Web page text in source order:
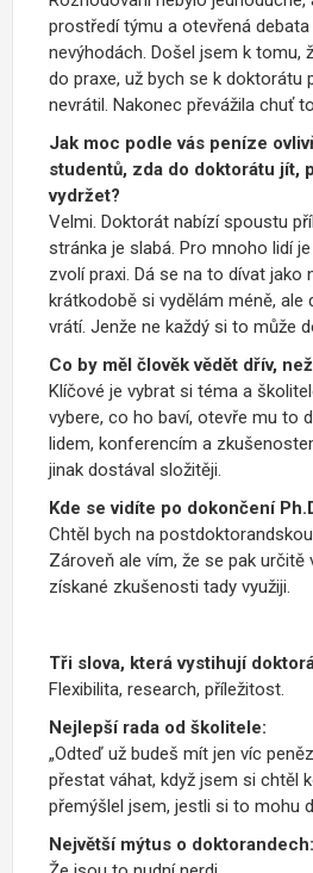
prostředí týmu a otevřená
nevýhodách. Došel jsem k tomu,
do praxe, už bych se k doktorátu
nevrátil. Nakonec převážila chuť
Jak moc podle vás peníze
studentů, zda do doktorátu jít,
vydržet?
Velmi. Doktorát nabízí spoustu
stránka je slabá. Pro mnoho lidí
zvolí praxi. Dá se na to dívat jako
krátkodobě si vydělám méně, ale
vrátí. Jenže ne každý si to může
Co by měl člověk vědět dřív,
Klíčové je vybrat si téma a
vybere, co ho baví, otevře mu to
lidem, konferencím a
jinak dostával složitěji.
Kde se vidíte po dokončení
Chtěl bych na
Zároveň ale vím, že se pak určitě
získané zkušenosti tady využiji.
Tři slova, která vystihují
Flexibilita, research, příležitost.
Nejlepší rada od školitele:
„Odteď už budeš mít jen víc
přestat váhat, když jsem si chtěl
přemýšlel jsem, jestli si to mohu
Největší mýtus o doktorandech: